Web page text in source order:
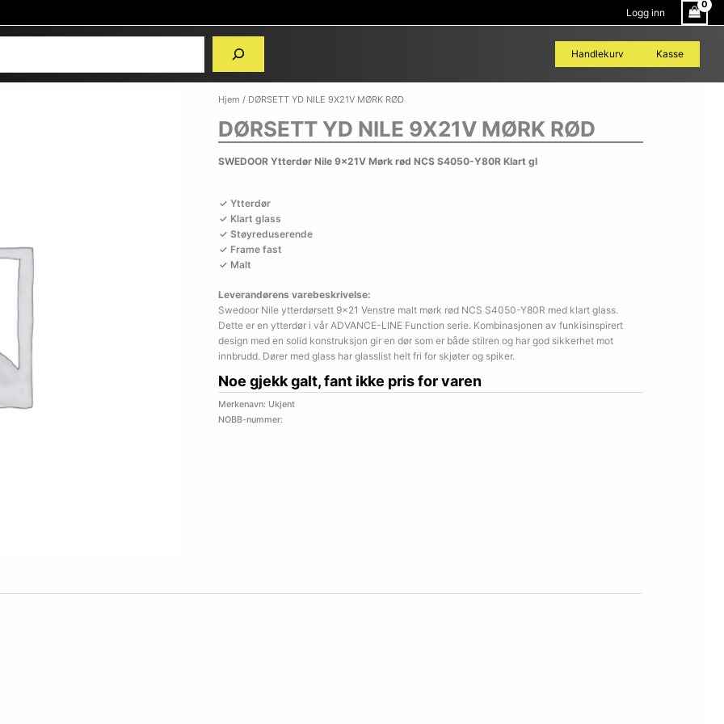
Logg inn
Handlekurv
Kasse
Hjem / DØRSETT YD NILE 9X21V MØRK RØD
DØRSETT YD NILE 9X21V MØRK RØD
SWEDOOR Ytterdør Nile 9x21V Mørk rød NCS S4050-Y80R Klart gl
Ytterdør
Klart glass
Støyreduserende
Frame fast
Malt
Leverandørens varebeskrivelse:
Swedoor Nile ytterdørsett 9×21 Venstre malt mørk rød NCS S4050-Y80R med klart glass.
Dette er en ytterdør i vår ADVANCE-LINE Function serie. Kombinasjonen av funkisinspirert
design med en solid konstruksjon gir en dør som er både stilren og har god sikkerhet mot
innbrudd. Dører med glass har glasslist helt fri for skjøter og spiker.
Noe gjekk galt, fant ikke pris for varen
Merkenavn: Ukjent
NOBB-nummer: